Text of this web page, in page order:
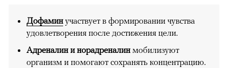
Дофаминучаствует в формировании чувства
удовлетворения после достижения цели.
Адреналин и норадреналинмобилизуют
организм и помогают сохранять концентрацию.